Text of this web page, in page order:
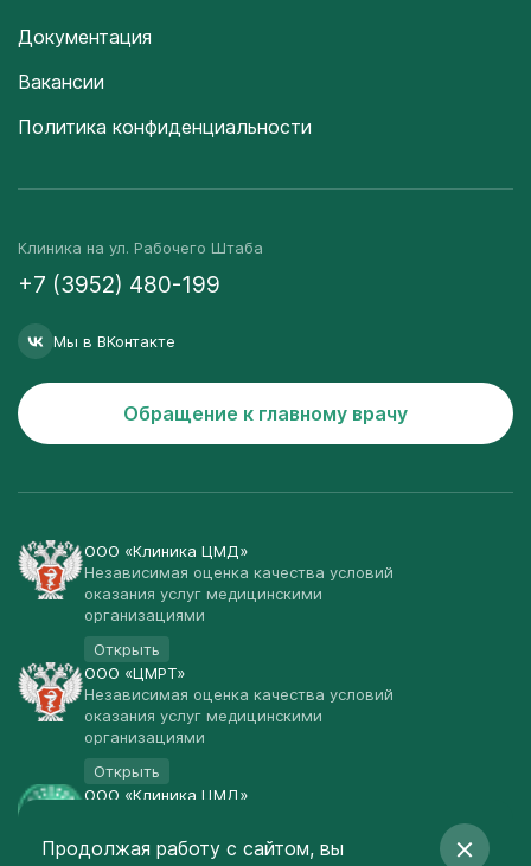
Документация
Вакансии
Политика конфиденциальности
Клиника на ул. Рабочего Штаба
+7 (3952) 480-199
Мы в ВКонтакте
Обращение к главному врачу
ООО «Клиника ЦМД»
Независимая оценка качества условий
оказания услуг медицинскими
организациями
Открыть
ООО «ЦМРТ»
Независимая оценка качества условий
оказания услуг медицинскими
организациями
Открыть
ООО «Клиника ЦМД»
Открыть
Продолжая работу с сайтом, вы